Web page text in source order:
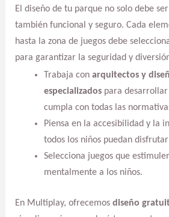
El diseño de tu parque no solo debe
también funcional y seguro. Cada
hasta la zona de juegos debe
para garantizar la seguridad y
Trabaja con arquitectos y
especializadospara desarrollar
cumpla con todas las
Piensa en la accesibilidad y la
todos los niños puedan
Selecciona juegos que
mentalmente a los niños.
En Multiplay, ofrecemos diseño